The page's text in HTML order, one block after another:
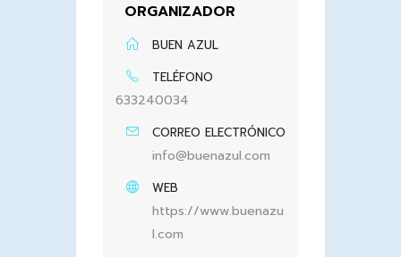
ORGANIZADOR
BUEN AZUL
TELÉFONO
633240034
CORREO ELECTRÓNICO
info@buenazul.com
WEB
https://www.buenazu
l.com